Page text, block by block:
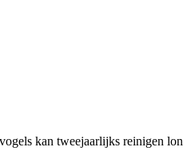
kan tweejaarlijks reinigen